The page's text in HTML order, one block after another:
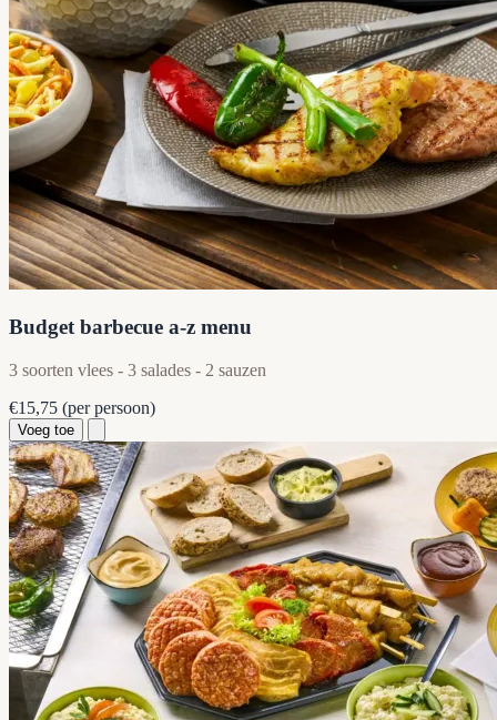
Budget barbecue a-z menu
3 soorten vlees - 3 salades - 2 sauzen
€15,75 (per persoon)
Voeg toe